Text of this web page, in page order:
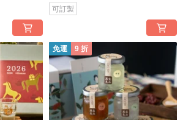
可訂製
免運 9 折